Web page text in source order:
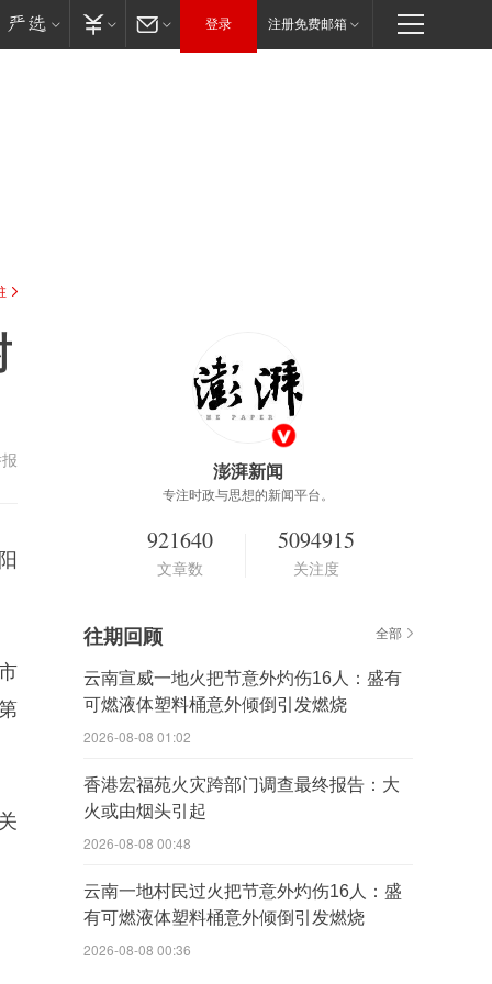
登录 注册免费邮箱
澎湃新闻
专注时政与思想的新闻平台。
921640
文章数
5094915
关注度
往期回顾 全部
云南宣威一地火把节意外灼伤16人：盛有
可燃液体塑料桶意外倾倒引发燃烧
2026-08-08 01:02
香港宏福苑火灾跨部门调查最终报告：大
火或由烟头引起
2026-08-08 00:48
云南一地村民过火把节意外灼伤16人：盛
有可燃液体塑料桶意外倾倒引发燃烧
2026-08-08 00:36